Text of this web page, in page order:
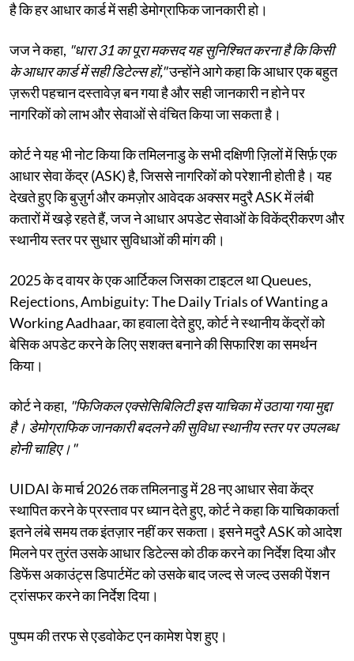
है कि हर आधार कार्ड में सही डेमोग्राफिक जानकारी हो।
जज ने कहा, "धारा 31 का पूरा मकसद यह सुनिश्चित करना है कि किसी
के आधार कार्ड में सही डिटेल्स हों,"उन्होंने आगे कहा कि आधार एक बहुत
ज़रूरी पहचान दस्तावेज़ बन गया है और सही जानकारी न होने पर
नागरिकों को लाभ और सेवाओं से वंचित किया जा सकता है।
कोर्ट ने यह भी नोट किया कि तमिलनाडु के सभी दक्षिणी ज़िलों में सिर्फ़ एक
आधार सेवा केंद्र (ASK) है, जिससे नागरिकों को परेशानी होती है। यह
देखते हुए कि बुज़ुर्ग और कमज़ोर आवेदक अक्सर मदुरै ASK में लंबी
कतारों में खड़े रहते हैं, जज ने आधार अपडेट सेवाओं के विकेंद्रीकरण और
स्थानीय स्तर पर सुधार सुविधाओं की मांग की।
2025 के द वायर के एक आर्टिकल जिसका टाइटल था Queues,
Rejections, Ambiguity: The Daily Trials of Wanting a
Working Aadhaar, का हवाला देते हुए, कोर्ट ने स्थानीय केंद्रों को
बेसिक अपडेट करने के लिए सशक्त बनाने की सिफारिश का समर्थन
किया।
कोर्ट ने कहा, "फिजिकल एक्सेसिबिलिटी इस याचिका में उठाया गया मुद्दा
है। डेमोग्राफिक जानकारी बदलने की सुविधा स्थानीय स्तर पर उपलब्ध
होनी चाहिए।"
UIDAI के मार्च 2026 तक तमिलनाडु में 28 नए आधार सेवा केंद्र
स्थापित करने के प्रस्ताव पर ध्यान देते हुए, कोर्ट ने कहा कि याचिकाकर्ता
इतने लंबे समय तक इंतज़ार नहीं कर सकता। इसने मदुरै ASK को आदेश
मिलने पर तुरंत उसके आधार डिटेल्स को ठीक करने का निर्देश दिया और
डिफेंस अकाउंट्स डिपार्टमेंट को उसके बाद जल्द से जल्द उसकी पेंशन
ट्रांसफर करने का निर्देश दिया।
पुष्पम की तरफ से एडवोकेट एन कामेश पेश हुए।